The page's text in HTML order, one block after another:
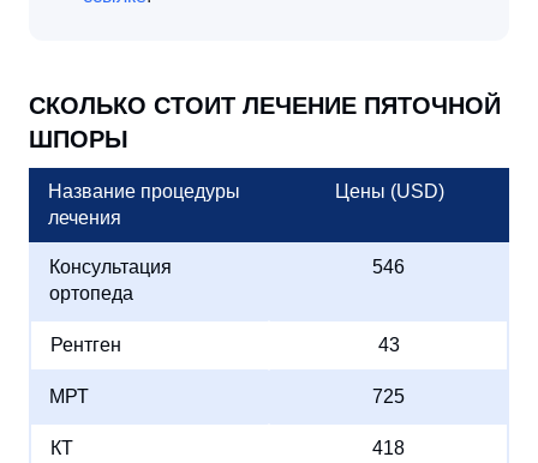
СКОЛЬКО СТОИТ ЛЕЧЕНИЕ ПЯТОЧНОЙ
ШПОРЫ
Название процедуры
лечения
Цены (USD)
Консультация
ортопеда
546
Рентген 43
МРТ 725
КТ 418